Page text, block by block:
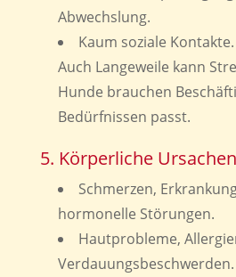
Abwechslung.
Kaum soziale Kontakte.
Auch Langeweile kann
Hunde brauchen
Bedürfnissen passt.
5. Körperliche Ursachen
Schmerzen,
hormonelle Störungen.
Hautprobleme,
Verdauungsbeschwerden.